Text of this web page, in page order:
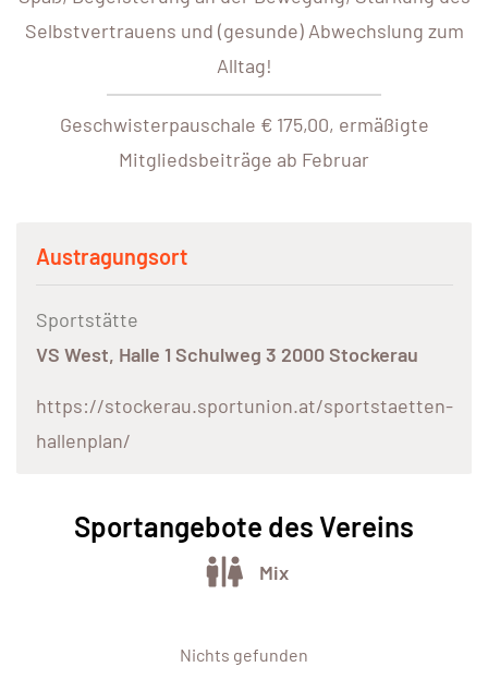
Selbstvertrauens und (gesunde) Abwechslung zum
Alltag!
Geschwisterpauschale € 175,00, ermäßigte
Mitgliedsbeiträge ab Februar
Austragungsort
Sportstätte
VS West, Halle 1 Schulweg 3 2000 Stockerau
https://stockerau.sportunion.at/sportstaetten-
hallenplan/
Sportangebote des Vereins
Mix
Nichts gefunden